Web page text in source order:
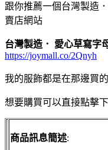
跟你推薦一個台灣製造
賣店網站
台灣製造． 愛心草寫字
https://joymall.co/2Qnyh
我的服飾都是在那邊買的
想要購買可以直接點擊
商品訊息簡述: